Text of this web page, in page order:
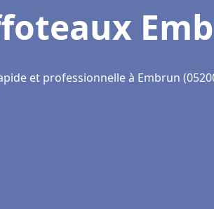
et professionnelle à Embrun